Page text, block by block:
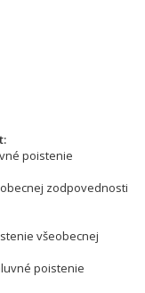
poistenie
zodpovednosti
všeobecnej
poistenie